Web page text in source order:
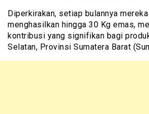
Diperkirakan, setiap bulannya
menghasilkan hingga 30 Kg emas,
kontribusi yang signifikan bagi
Selatan, Provinsi Sumatera Barat